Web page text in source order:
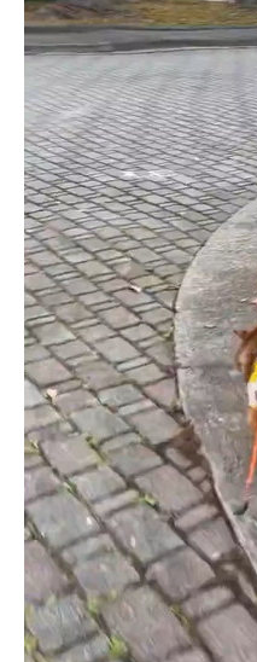
進化するPCとデバイスの未来
好きが集まる 比べて選べる
ビジネスと働き方のヒント
AI活用のいまが分かる
企業ITのトレンドを詳説
経営リーダーのコミュニティ
マーケ×ITの今がよく分かる
ITエンジニア向け専門サイト
企業向けIT製品の総合サイト
IT製品の技術・比較・事例
製造業のIT導入・活用を支援
モノづくり技術者専門サイト
エレクトロニクス専門サイト